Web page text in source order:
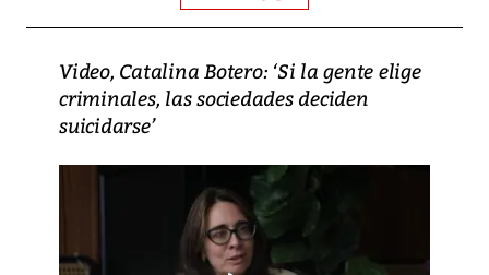
Video, Catalina Botero: ‘Si la gente elige
criminales, las sociedades deciden
suicidarse’